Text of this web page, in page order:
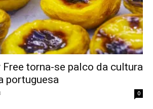
Free torna-se palco da cultura
portuguesa
0